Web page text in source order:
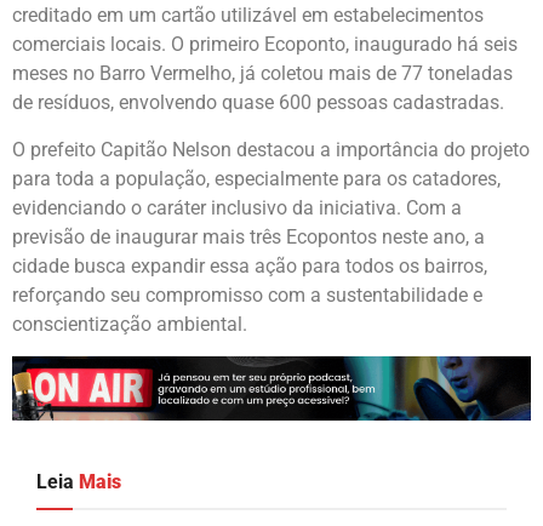
creditado em um cartão utilizável em estabelecimentos
comerciais locais. O primeiro Ecoponto, inaugurado há seis
meses no Barro Vermelho, já coletou mais de 77 toneladas
de resíduos, envolvendo quase 600 pessoas cadastradas.
O prefeito Capitão Nelson destacou a importância do projeto
para toda a população, especialmente para os catadores,
evidenciando o caráter inclusivo da iniciativa. Com a
previsão de inaugurar mais três Ecopontos neste ano, a
cidade busca expandir essa ação para todos os bairros,
reforçando seu compromisso com a sustentabilidade e
conscientização ambiental.
Leia Mais